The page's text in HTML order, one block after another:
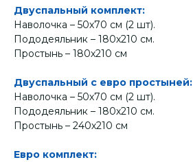
Двуспальный комплект:
Наволочка – 50х70 см (2 шт).
Пододеяльник – 180х210 см.
Простынь – 180х210 см
Двуспальный с евро простыней:
Наволочка – 50х70 см (2 шт).
Пододеяльник – 180х210 см.
Простынь – 240х210 см
Евро комплект: